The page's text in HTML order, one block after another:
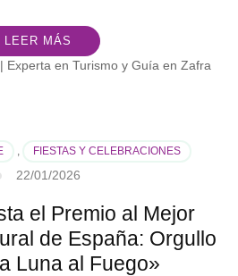
LEER MÁS
Experta en Turismo y Guía en Zafra
FIESTAS Y CELEBRACIONES
22/01/2026
el Premio al Mejor
de España: Orgullo
Luna al Fuego»